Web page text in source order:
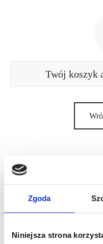
Zgoda
Niniejsza strona
Twój koszyk